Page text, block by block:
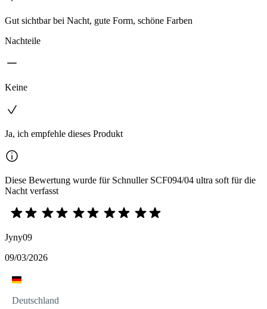
Gut sichtbar bei Nacht, gute Form, schöne Farben
Nachteile
Keine
Ja, ich empfehle dieses Produkt
Diese Bewertung wurde für Schnuller SCF094/04 ultra soft für die
Nacht verfasst
Jyny09
09/03/2026
Deutschland